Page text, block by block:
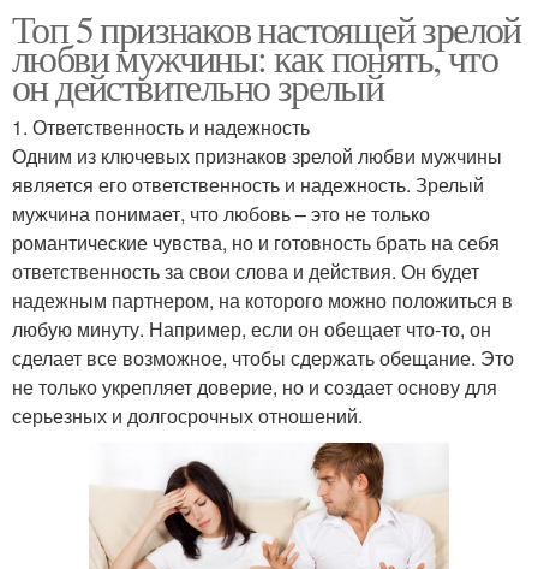
Топ 5 признаков настоящей зрелой
любви мужчины: как понять, что
он действительно зрелый
1. Ответственность и надежность
Одним из ключевых признаков зрелой любви мужчины
является его ответственность и надежность. Зрелый
мужчина понимает, что любовь – это не только
романтические чувства, но и готовность брать на себя
ответственность за свои слова и действия. Он будет
надежным партнером, на которого можно положиться в
любую минуту. Например, если он обещает что-то, он
сделает все возможное, чтобы сдержать обещание. Это
не только укрепляет доверие, но и создает основу для
серьезных и долгосрочных отношений.